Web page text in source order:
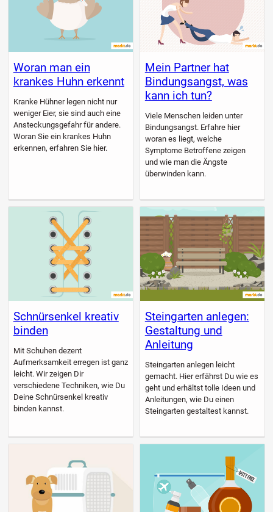
Woran man ein
krankes Huhn erkennt
Kranke Hühner legen nicht nur
weniger Eier, sie sind auch eine
Ansteckungsgefahr für andere.
Woran Sie ein krankes Huhn
erkennen, erfahren Sie hier.
Mein Partner hat
Bindungsangst, was
kann ich tun?
Viele Menschen leiden unter
Bindungsangst. Erfahre hier
woran es liegt, welche
Symptome Betroffene zeigen
und wie man die Ängste
überwinden kann.
Schnürsenkel kreativ
binden
Mit Schuhen dezent
Aufmerksamkeit erregen ist ganz
leicht. Wir zeigen Dir
verschiedene Techniken, wie Du
Deine Schnürsenkel kreativ
binden kannst.
Steingarten anlegen:
Gestaltung und
Anleitung
Steingarten anlegen leicht
gemacht. Hier erfährst Du wie es
geht und erhältst tolle Ideen und
Anleitungen, wie Du einen
Steingarten gestaltest kannst.